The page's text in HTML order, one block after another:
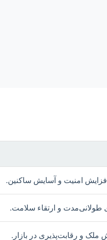
امنیت و آسایش ساکنین.
طولانی‌مدت و ارتقاء سلامت.
و رقابت‌پذیری در بازار.